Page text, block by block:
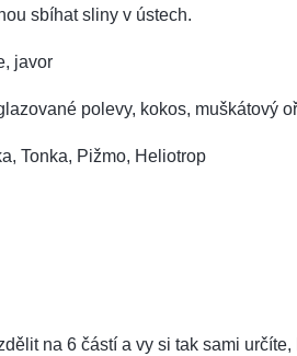
sbíhat sliny v ústech.
javor
polevy, kokos, muškátový
Tonka, Pižmo, Heliotrop
na 6 částí a vy si tak sami